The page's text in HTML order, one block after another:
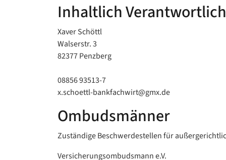
Inhaltlich
Xaver Schöttl
Walserstr. 3
82377 Penzberg
08856 93513-7
x.schoettl-bankfachwirt@gmx.de
Ombudsmänner
Zuständige Beschwerdestellen für
Versicherungsombudsmann e.V.